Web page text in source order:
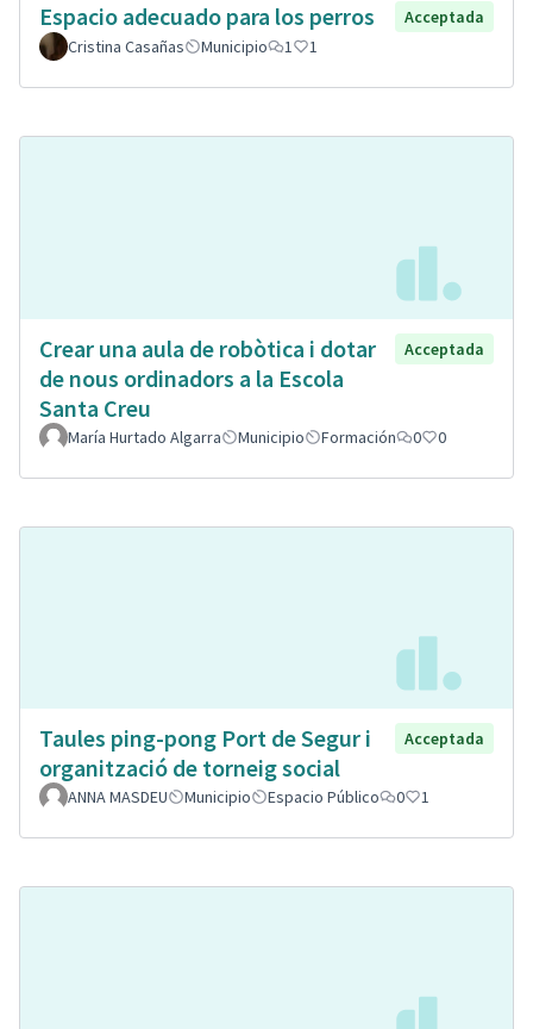
Espacio adecuado para los perros
Acceptada
Cristina Casañas
Municipio 1 1
Crear una aula de robòtica i dotar
de nous ordinadors a la Escola
Santa Creu
Acceptada
María Hurtado Algarra Municipio Formación 0 0
Taules ping-pong Port de Segur i
organització de torneig social
Acceptada
ANNA MASDEU Municipio Espacio Público 0 1